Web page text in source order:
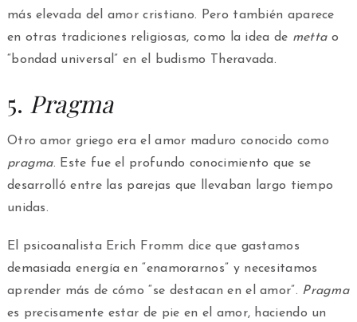
más elevada del amor cristiano. Pero también aparece
en otras tradiciones religiosas, como la idea de mettao
“bondad universal” en el budismo Theravada.
5. Pragma
Otro amor griego era el amor maduro conocido como
pragma. Este fue el profundo conocimiento que se
desarrolló entre las parejas que llevaban largo tiempo
unidas.
El psicoanalista Erich Fromm dice que gastamos
demasiada energía en “enamorarnos” y necesitamos
aprender más de cómo “se destacan en el amor”. Pragma
es precisamente estar de pie en el amor, haciendo un